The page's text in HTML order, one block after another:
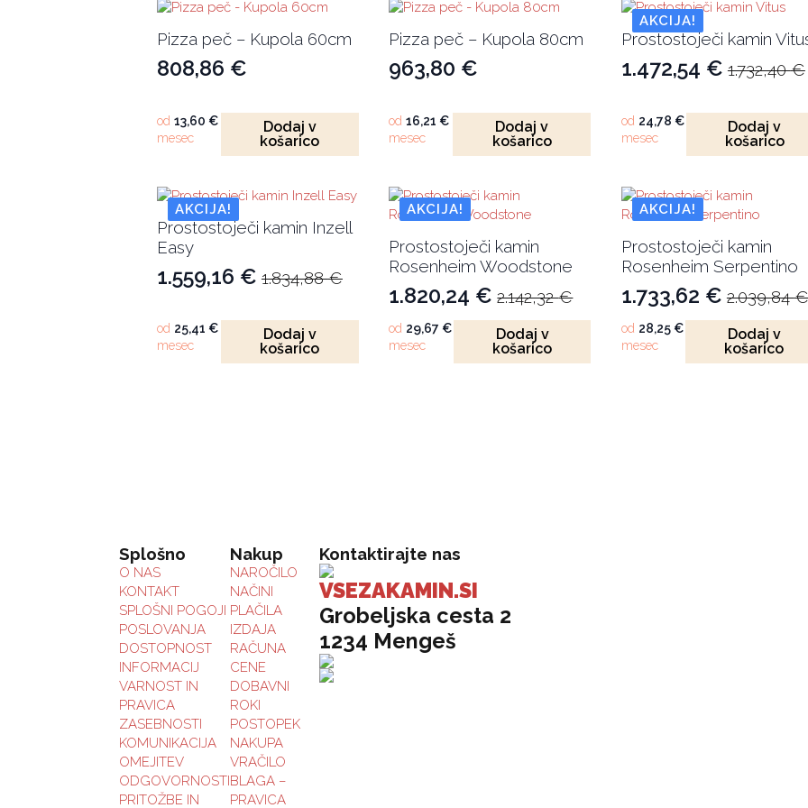
Pizza peč – Kupola 60cm
808,86 €
od 13,60 €
mesec
Dodaj v
košarico
Pizza peč – Kupola 80cm
963,80 €
od16,21 €
mesec
Dodaj v
košarico
AKCIJA!
Prostostoječi kamin
1.732,40€
Izvirna
je
1.732,40 €.
1.472,54 €
Trenutna
je:
1.472,54 €.
od 24,78 €
mesec
Dodaj v
košarico
AKCIJA!
Prostostoječi kamin Inzell
Easy
1.834,88€
Izvirna
je
1.559,16 €
Trenutna
je:
1.559,16 €.
od 25,41 €
mesec
Dodaj v
košarico
AKCIJA!
Prostostoječi kamin
Rosenheim Woodstone
2.142,32€
Izvirna
cena
je
1.820,24 €
Trenutna
cena
je:
od 29,67 €
mesec
Dodaj v
košarico
AKCIJA!
Prostostoječi kamin
Rosenheim Serpentino
2.039,84€
Izvirna
cena
je
1.733,62 €
Trenutna
cena
je:
od 28,25 €
mesec
Dodaj v
košarico
Splošno
O NAS
KONTAKT
SPLOŠNI POGOJI
POSLOVANJA
DOSTOPNOST
INFORMACIJ
VARNOST IN
PRAVICA
ZASEBNOSTI
KOMUNIKACIJA
OMEJITEV
ODGOVORNOSTI
PRITOŽBE IN
Nakup
NAROČILO
NAČINI
PLAČILA
IZDAJA
RAČUNA
CENE
DOBAVNI
ROKI
POSTOPEK
NAKUPA
VRAČILO
BLAGA –
PRAVICA
Kontaktirajte nas
VSEZAKAMIN.SI
Grobeljska cesta 2
1234 Mengeš